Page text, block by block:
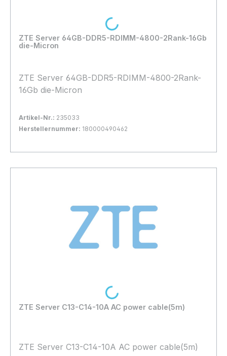
ZTE Server 64GB-DDR5-RDIMM-4800-2Rank-16Gb
die-Micron
ZTE Server 64GB-DDR5-RDIMM-4800-2Rank-
16Gb die-Micron
Artikel-Nr.: 235033
Herstellernummer: 180000490462
In den Warenkorb
Loading...
ZTE Server C13-C14-10A AC power cable(5m)
ZTE Server C13-C14-10A AC power cable(5m)
Loading...